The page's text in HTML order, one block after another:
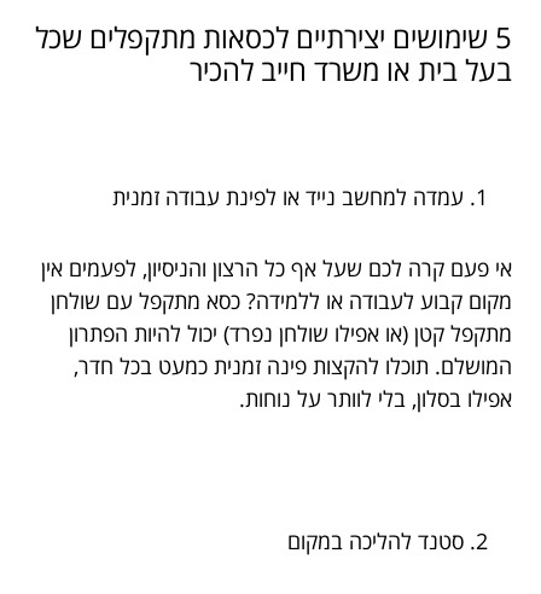
5 שימושים יצירתיים לכסאות מתקפלים שכל
בעל בית או משרד חייב להכיר
עמדה למחשב נייד או לפינת עבודה זמנית
אי פעם קרה לכם שעל אף כל הרצון והניסיון, לפעמים אין
מקום קבוע לעבודה או ללמידה? כסא מתקפל עם שולחן
מתקפל קטן (או אפילו שולחן נפרד) יכול להיות הפתרון
המושלם. תוכלו להקצות פינה זמנית כמעט בכל חדר,
אפילו בסלון, בלי לוותר על נוחות.
סטנד להליכה במקום